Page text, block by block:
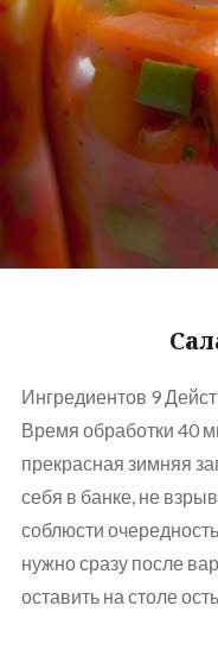
Ингредиентов 9
Время обработки 40
прекрасная зимняя
себя в банке, не
соблюсти
нужно сразу после
оставить на столе